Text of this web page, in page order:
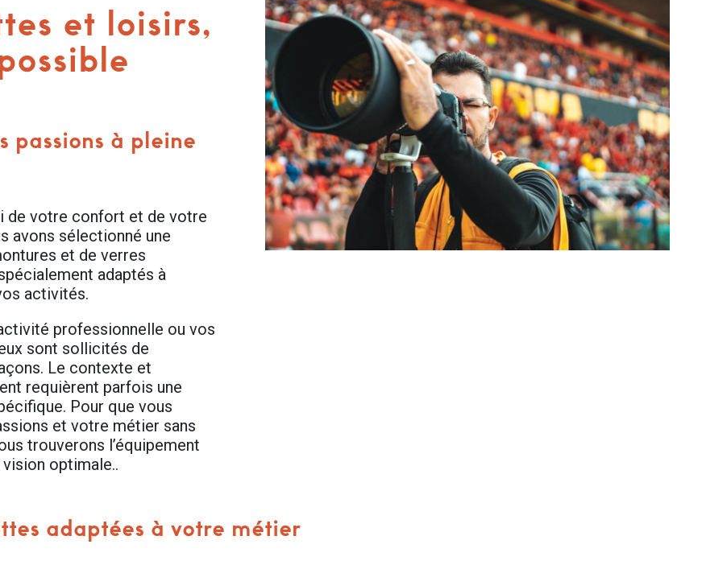
et loisirs,
passions à pleine
de votre confort et de votre
avons sélectionné une
et de verres
adaptés à
activités.
professionnelle ou vos
sont sollicités de
Le contexte et
requièrent parfois une
Pour que vous
et votre métier sans
trouverons l’équipement
vision optimale..
adaptées à votre métier